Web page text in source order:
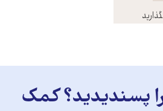
پسندیدید؟ کمک